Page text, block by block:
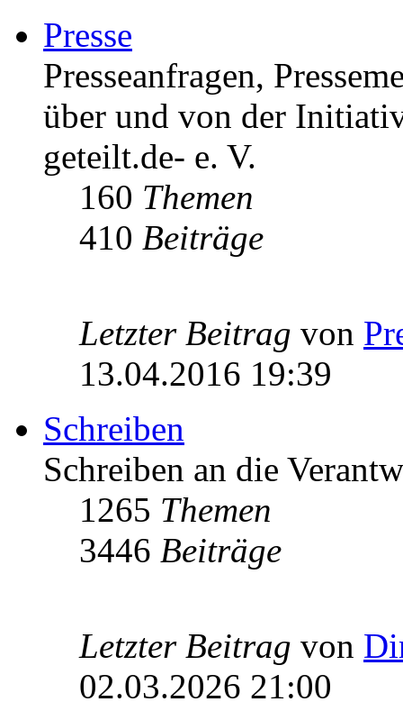
Presse
Presseanfragen,
über und von der
geteilt.de- e. V.
160 Themen
410 Beiträge
Letzter Beitrag von
13.04.2016 19:39
Schreiben
Schreiben an die
1265 Themen
3446 Beiträge
Letzter Beitrag von
02.03.2026 21:00